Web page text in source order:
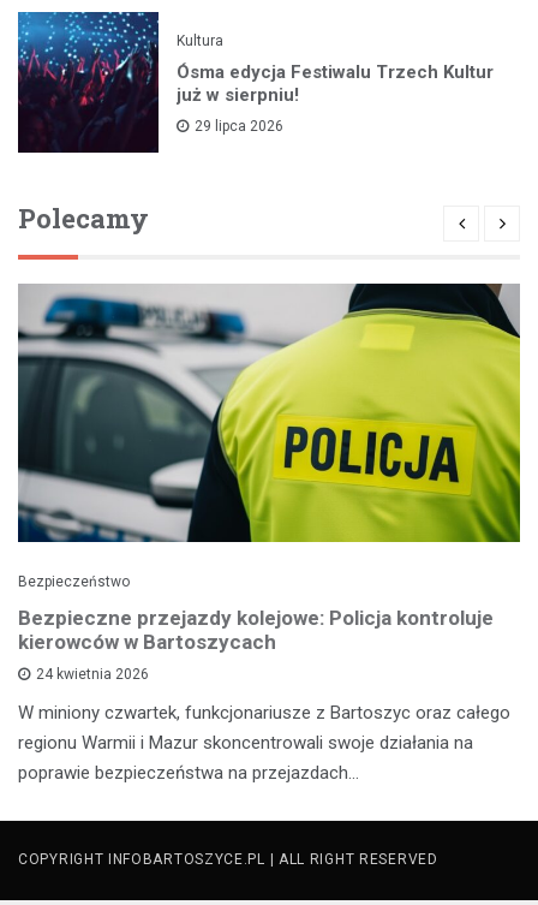
Kultura
Ósma edycja Festiwalu Trzech Kultur
już w sierpniu!
29 lipca 2026
Polecamy
Bezpieczeństwo
Bezpieczne przejazdy kolejowe: Policja kontroluje
kierowców w Bartoszycach
24 kwietnia 2026
W miniony czwartek, funkcjonariusze z Bartoszyc oraz całego
regionu Warmii i Mazur skoncentrowali swoje działania na
poprawie bezpieczeństwa na przejazdach…
COPYRIGHT INFOBARTOSZYCE.PL | ALL RIGHT RESERVED